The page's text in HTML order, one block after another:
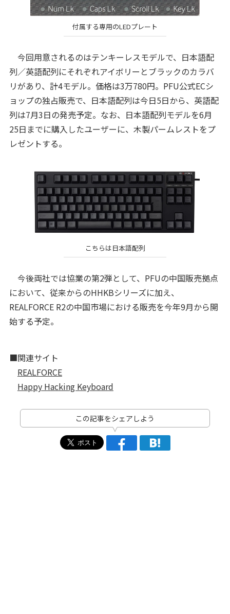
付属する専用のLEDプレート
今回用意されるのはテンキーレスモデルで、日本語配
列／英語配列にそれぞれアイボリーとブラックのカラバ
リがあり、計4モデル。価格は3万780円。PFU公式ECシ
ョップの独占販売で、日本語配列は今日5日から、英語配
列は7月3日の発売予定。なお、日本語配列モデルを6月
25日までに購入したユーザーに、木製パームレストをプ
レゼントする。
こちらは日本語配列
今後両社では協業の第2弾として、PFUの中国販売拠点
において、従来からのHHKBシリーズに加え、
REALFORCE R2の中国市場における販売を今年9月から開
始する予定。
■関連サイト
REALFORCE
Happy Hacking Keyboard
この記事をシェアしよう